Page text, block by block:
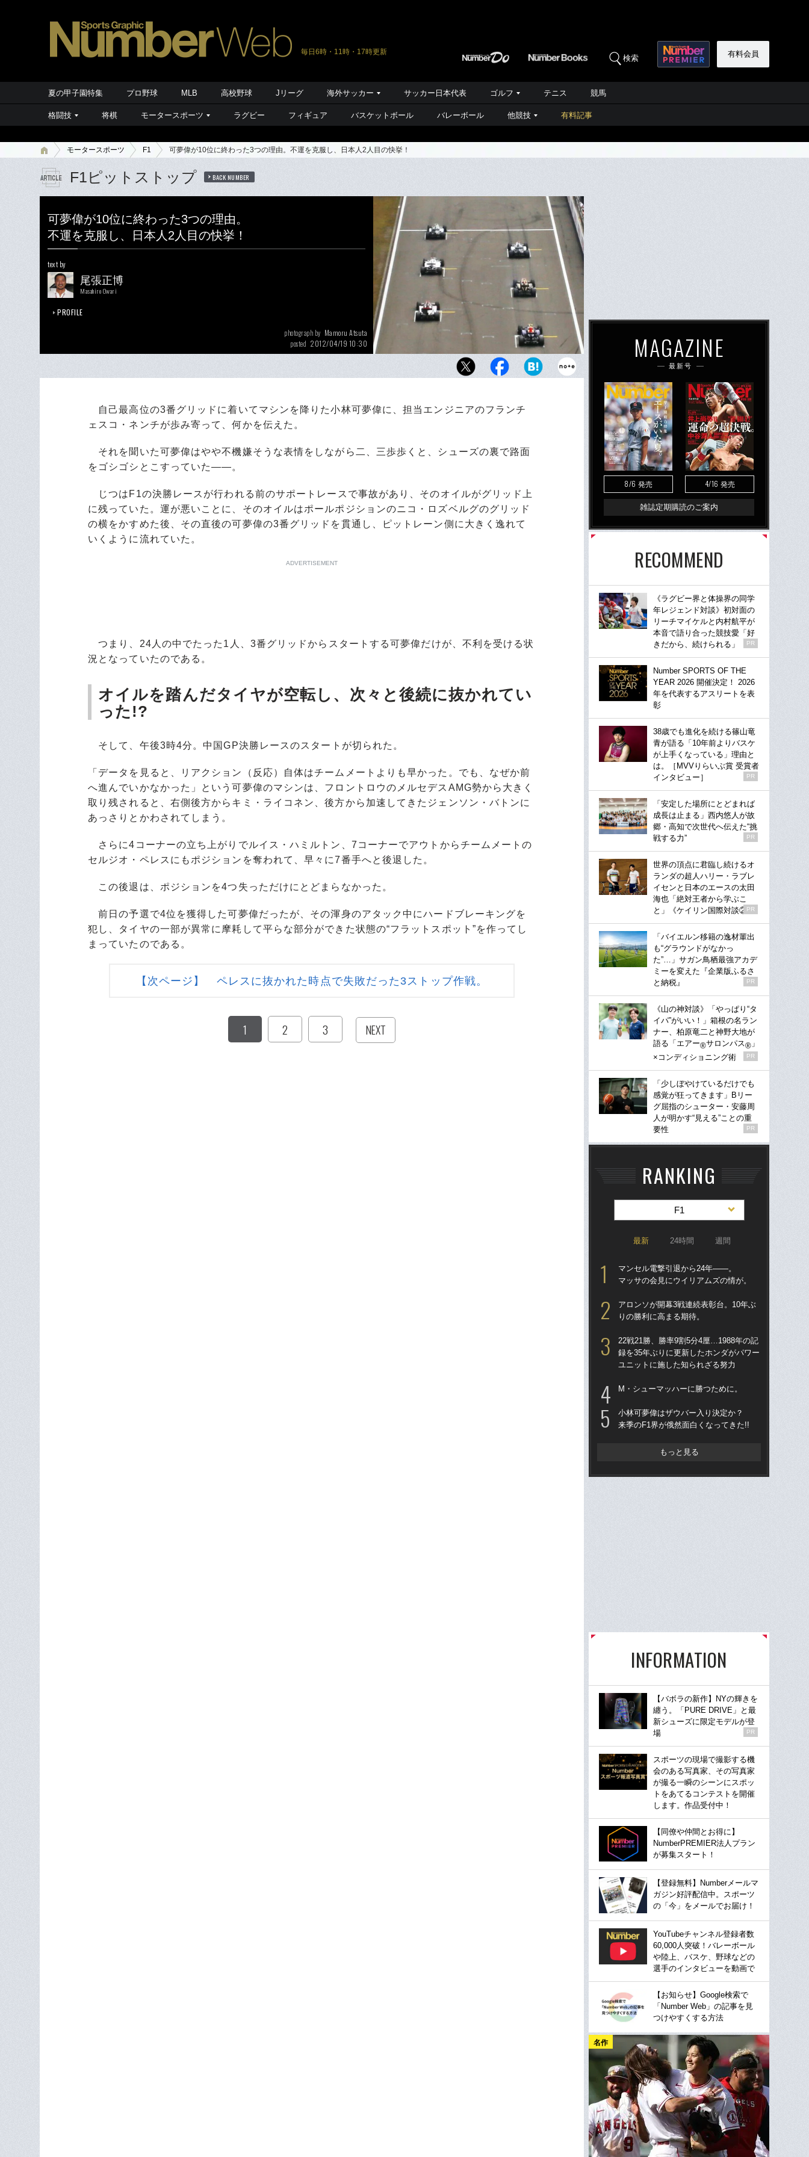
毎日6時・11時・17時更新
検索 有料会員
夏の甲子園特集 プロ野球 MLB 高校野球 Jリーグ 海外サッカー サッカー日本代表 ゴルフ テニス 競馬
格闘技 将棋 モータースポーツ ラグビー フィギュア バスケットボール バレーボール 他競技 有料記事
モータースポーツ F1 可夢偉が10位に終わった3つの理由。不運を克服し、日本人2人目の快挙！
F1ピットストップ BACK NUMBER
可夢偉が10位に終わった3つの理由。
不運を克服し、日本人2人目の快挙！
text by
尾張正博
Masahiro Owari
PROFILE
photograph by Mamoru Atsuta
posted 2012/04/19 10:30
F1中国GPのスターティンググリッド。左の列の2番目が可
自己最高位の3番グリッドに着いてマシンを降りた小林可夢偉に、担当エンジニアのフランチ
ェスコ・ネンチが歩み寄って、何かを伝えた。
それを聞いた可夢偉はやや不機嫌そうな表情をしながら二、三歩歩くと、シューズの裏で路面
をゴシゴシとこすっていた――。
じつはF1の決勝レースが行われる前のサポートレースで事故があり、そのオイルがグリッド上
に残っていた。運が悪いことに、そのオイルはポールポジションのニコ・ロズベルグのグリッド
の横をかすめた後、その直後の可夢偉の3番グリッドを貫通し、ピットレーン側に大きく逸れて
いくように流れていた。
ADVERTISEMENT
つまり、24人の中でたった1人、3番グリッドからスタートする可夢偉だけが、不利を受ける状
況となっていたのである。
オイルを踏んだタイヤが空転し、次々と後続に抜かれてい
った!?
そして、午後3時4分。中国GP決勝レースのスタートが切られた。
「データを見ると、リアクション（反応）自体はチームメートよりも早かった。でも、なぜか前
へ進んでいかなかった」という可夢偉のマシンは、フロントロウのメルセデスAMG勢から大きく
取り残されると、右側後方からキミ・ライコネン、後方から加速してきたジェンソン・バトンに
あっさりとかわされてしまう。
さらに4コーナーの立ち上がりでルイス・ハミルトン、7コーナーでアウトからチームメートの
セルジオ・ペレスにもポジションを奪われて、早々に7番手へと後退した。
この後退は、ポジションを4つ失っただけにとどまらなかった。
前日の予選で4位を獲得した可夢偉だったが、その渾身のアタック中にハードブレーキングを
犯し、タイヤの一部が異常に摩耗して平らな部分ができた状態の“フラットスポット”を作ってし
まっていたのである。
【次ページ】 ペレスに抜かれた時点で失敗だった3ストップ作戦。
1 2 3 NEXT
MAGAZINE
最新号
8/6 発売 4/16 発売
雑誌定期購読のご案内
RECOMMEND
《ラグビー界と体操界の同学
年レジェンド対談》初対面の
リーチマイケルと内村航平が
本音で語り合った競技愛「好
きだから、続けられる」
PR
Number SPORTS OF THE
YEAR 2026 開催決定！ 2026
年を代表するアスリートを表
彰
38歳でも進化を続ける篠山竜
青が語る「10年前よりバスケ
が上手くなっている」理由と
は。［MVVりらいぶ賞 受賞者
インタビュー］
PR
「安定した場所にとどまれば
成長は止まる」西内悠人が故
郷・高知で次世代へ伝えた“挑
戦する力”
PR
世界の頂点に君臨し続けるオ
ランダの超人ハリー・ラブレ
イセンと日本のエースの太田
海也「絶対王者から学ぶこ
と」《ケイリン国際対談②》
PR
「バイエルン移籍の逸材輩出
も“グラウンドがなかっ
た”…」サガン鳥栖最強アカデ
ミーを変えた『企業版ふるさ
と納税』
PR
《山の神対談》「やっぱり“タ
イパ”がいい！」箱根の名ラン
ナー、柏原竜二と神野大地が
語る「エアー®サロンパス® 」
×コンディショニング術
PR
「少しぼやけているだけでも
感覚が狂ってきます」Bリー
グ屈指のシューター・安藤周
人が明かす“見える”ことの重
要性
PR
RANKING
F1
最新 24時間 週間
マンセル電撃引退から24年――。
マッサの会見にウイリアムズの情が。
アロンソが開幕3戦連続表彰台。10年ぶ
りの勝利に高まる期待。
22戦21勝、勝率9割5分4厘…1988年の記
録を35年ぶりに更新したホンダがパワー
ユニットに施した知られざる努力
M・シューマッハーに勝つために。
小林可夢偉はザウバー入り決定か？
来季のF1界が俄然面白くなってきた!!
もっと見る
INFORMATION
【バボラの新作】NYの輝きを
纏う。「PURE DRIVE」と最
新シューズに限定モデルが登
場
PR
スポーツの現場で撮影する機
会のある写真家、その写真家
が撮る一瞬のシーンにスポッ
トをあてるコンテストを開催
します。作品受付中！
【同僚や仲間とお得に】
NumberPREMIER法人プラン
が募集スタート！
【登録無料】Numberメールマ
ガジン好評配信中。スポーツ
の「今」をメールでお届け！
YouTubeチャンネル登録者数
60,000人突破！バレーボール
や陸上、バスケ、野球などの
選手のインタビューを動画で
【お知らせ】Google検索で
「Number Web」の記事を見
つけやすくする方法
名作